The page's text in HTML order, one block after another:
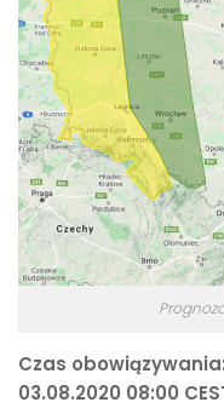
Czas
03.08.2020 08:00